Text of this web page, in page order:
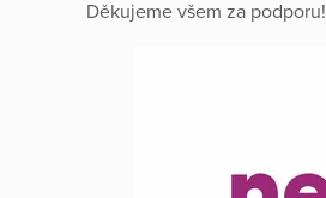
Děkujeme všem za podporu!